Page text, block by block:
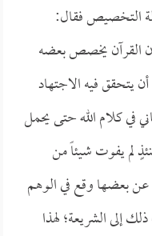
التخصيص فقال:
القرآن يخصص بعضه
يتحقق فيه الاجتهاد
في كلام الله حتى يحمل
لم يفوت شيئاً من
عن بعضها وقع في الوهم
إلى الشريعة؛ لهذا